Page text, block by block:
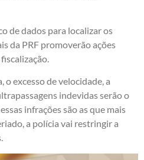
de dados para localizar os
da PRF promoverão ações
o excesso de velocidade, a
indevidas serão o
infrações são as que mais
a polícia vai restringir a